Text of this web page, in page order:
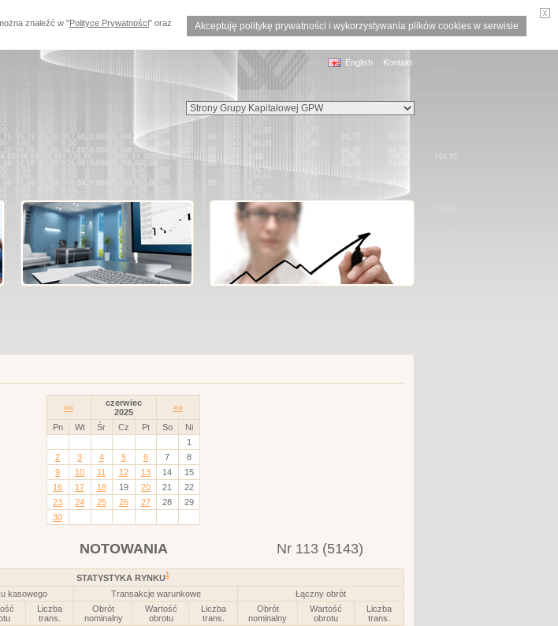
Akceptuję politykę prywatności i wykorzystywania plików cookies w serwisie
znaleźć w "Polityce Prywatności" oraz
English Kontakt
««
czerwiec
2025
»»
Pn Wt Śr Cz Pt So
Ni
1
2
3 4 5 6 7
8
9
10 11 12 13 14
15
16
17 18 19 20 21
22
23
24 25 26 27 28
29
30
NOTOWANIA Nr 113 (5143)
STATYSTYKA RYNKU1
kasowego Transakcje warunkowe
Łączny obrót
Liczba
trans.
Obrót
nominalny
Wartość
obrotu
Liczba
trans.
Obrót
nominalny
Wartość
obrotu
Liczba
trans.